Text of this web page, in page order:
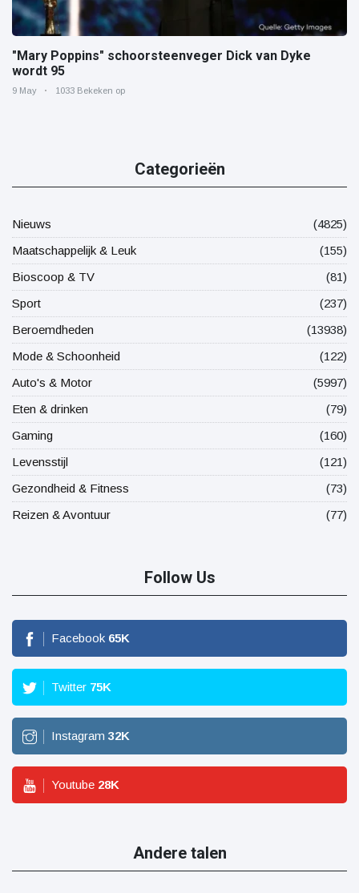
"Mary Poppins" schoorsteenveger Dick van Dyke
wordt 95
9 May 1033 Bekeken op
Categorieën
Nieuws
(4825)
Maatschappelijk & Leuk
(155)
Bioscoop & TV
(81)
Sport
(237)
Beroemdheden
(13938)
Mode & Schoonheid
(122)
Auto's & Motor
(5997)
Eten & drinken
(79)
Gaming
(160)
Levensstijl
(121)
Gezondheid & Fitness
(73)
Reizen & Avontuur
(77)
Follow Us
Facebook 65K
Twitter 75K
Instagram 32K
Youtube 28K
Andere talen